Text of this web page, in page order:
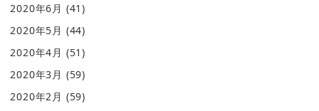
2020年6月 (41)
2020年5月 (44)
2020年4月 (51)
2020年3月 (59)
2020年2月 (59)